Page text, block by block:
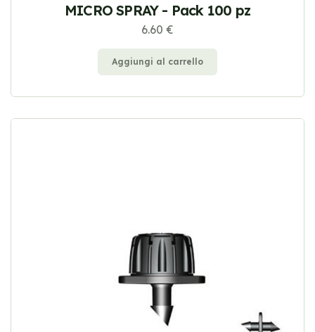
MICRO SPRAY - Pack 100 pz
6.60 €
Aggiungi al carrello